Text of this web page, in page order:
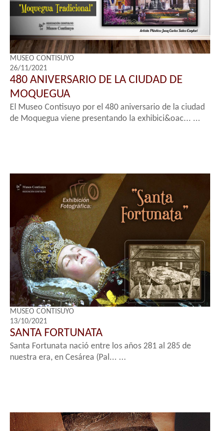
MUSEO CONTISUYO
26/11/2021
480 ANIVERSARIO DE LA CIUDAD DE
MOQUEGUA
El Museo Contisuyo por el 480 aniversario de la ciudad
de Moquegua viene presentando la exhibici&oac... ...
MUSEO CONTISUYO
13/10/2021
SANTA FORTUNATA
Santa Fortunata nació entre los años 281 al 285 de
nuestra era, en Cesárea (Pal... ...